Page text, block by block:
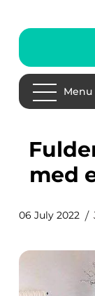
Menu
Fuldend din indretning
med
06 July 2022